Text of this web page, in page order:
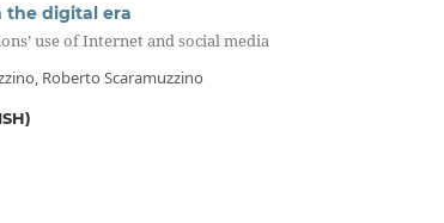
the digital era
use of Internet and social media
Roberto Scaramuzzino